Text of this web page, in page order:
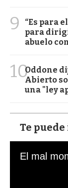
9
“Es para
para
abuelo
10Oddone
Abierto
una "ley
Te